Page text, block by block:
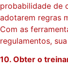
probabilidade de
adotarem regras
Com as
regulamentos,
10. Obter o